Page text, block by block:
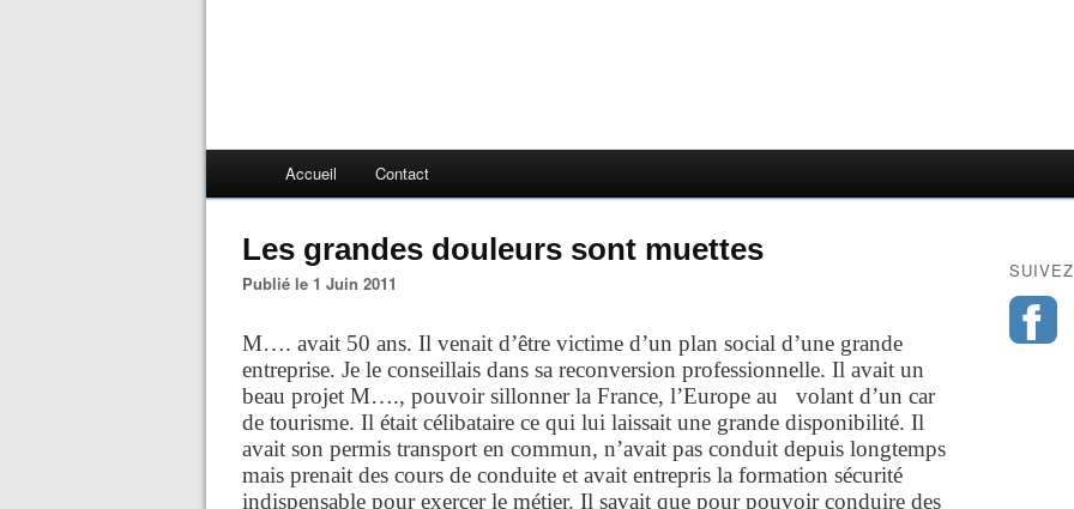
Accueil Contact
Les grandes douleurs sont muettes
Publié le 1 Juin 2011
M…. avait 50 ans. Il venait d’être victime d’un plan social d’une grande
entreprise. Je le conseillais dans sa reconversion professionnelle. Il avait un
beau projet M…., pouvoir sillonner la France, l’Europe au volant d’un car
de tourisme. Il était célibataire ce qui lui laissait une grande disponibilité. Il
avait son permis transport en commun, n’avait pas conduit depuis longtemps
mais prenait des cours de conduite et avait entrepris la formation sécurité
indispensable pour exercer le métier. Il savait que pour pouvoir conduire des